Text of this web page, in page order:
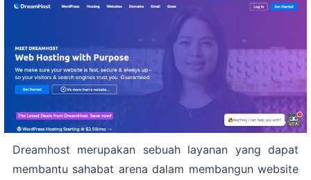
Dreamhost merupakan sebuah layanan yang dapat
membantu sahabat arena dalam membangun website